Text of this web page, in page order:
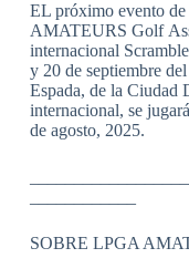
EL próximo evento
AMATEURS Golf
internacional
y 20 de septiembre
Espada, de la Ciudad
internacional, se
de agosto, 2025.
SOBRE LPGA